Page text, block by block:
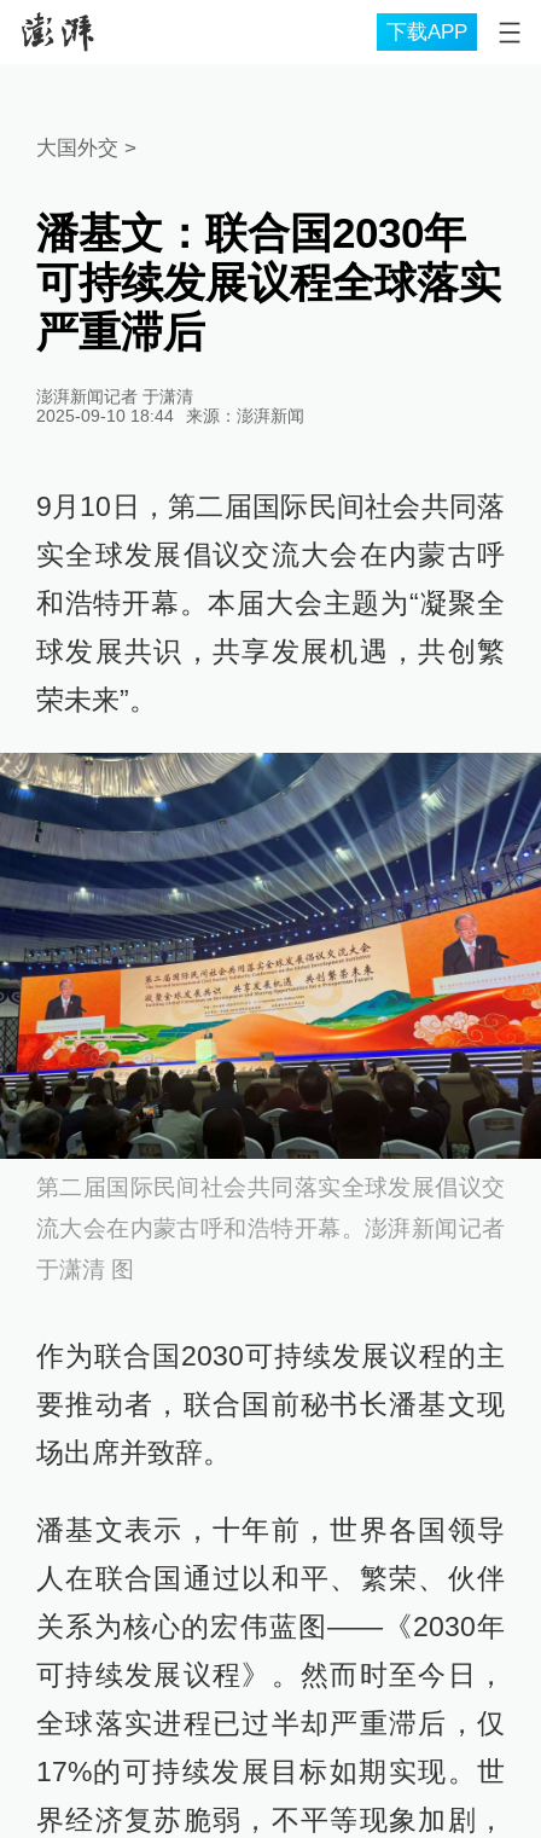
下载APP
大国外交 >
潘基文：联合国2030年
可持续发展议程全球落实
严重滞后
澎湃新闻记者 于潇清
2025-09-10 18:44
来源： 澎湃新闻
9月10日，第二届国际民间社会共同落
实全球发展倡议交流大会在内蒙古呼
和浩特开幕。本届大会主题为“凝聚全
球发展共识，共享发展机遇，共创繁
荣未来”。
第二届国际民间社会共同落实全球发展倡议交
流大会在内蒙古呼和浩特开幕。澎湃新闻记者
于潇清 图
作为联合国2030可持续发展议程的主
要推动者，联合国前秘书长潘基文现
场出席并致辞。
潘基文表示，十年前，世界各国领导
人在联合国通过以和平、繁荣、伙伴
关系为核心的宏伟蓝图——《2030年
可持续发展议程》。然而时至今日，
全球落实进程已过半却严重滞后，仅
17%的可持续发展目标如期实现。世
界经济复苏脆弱，不平等现象加剧，